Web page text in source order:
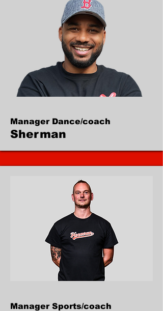
Manager Dance/coach
Sherman
Manager Sports/coach